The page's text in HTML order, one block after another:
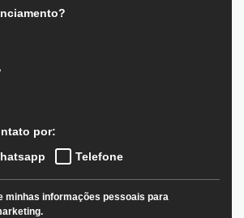
por:
Telefone
minhas informações pessoais para